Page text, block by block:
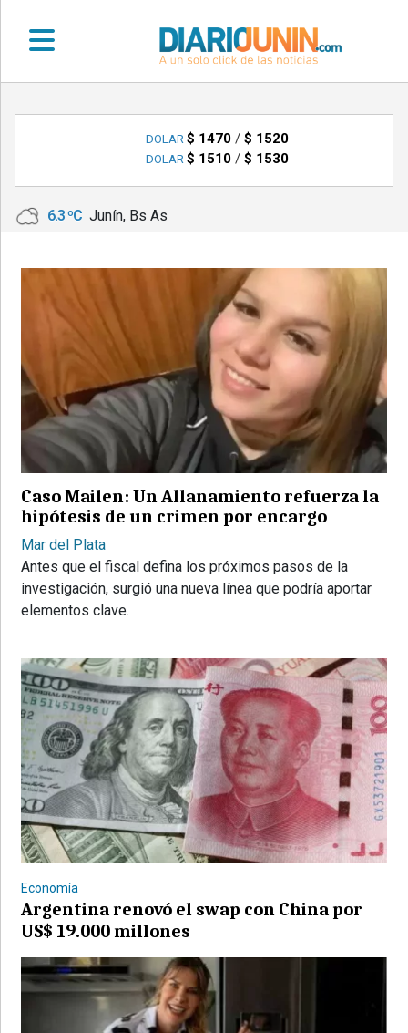
•
LOCALES
•
VARIAS
POLICIALES
PROVINCIALES
REGIONALES
ESPECTÁCULOS
INTERNACIONALES
• SUPLEMENTOS
• RADIOS EN VIVO
©2007/2026
DOLAR $ 1470/ $ 1520
DOLAR $ 1510/ $ 1530
6.3 ºC Junín, Bs As
Caso Mailen: Un Allanamiento refuerza la
hipótesis de un crimen por encargo
Mar del Plata
Antes que el fiscal defina los próximos pasos de la
investigación, surgió una nueva línea que podría aportar
elementos clave.
Economía
Argentina renovó el swap con China por
US$ 19.000 millones